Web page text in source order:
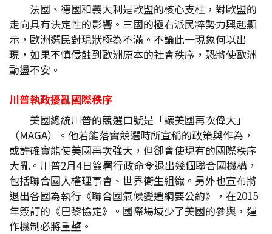
法國、德國和義大利是歐盟的核心支柱，對歐盟的
走向具有決定性的影響。三國的極右派民粹勢力興起顯
示，歐洲選民對現狀極為不滿。不論此一現象何以出
現，如果不慎侵蝕到歐洲原本的社會秩序，恐將使歐洲
動盪不安。
川普執政擾亂國際秩序
美國總統川普的競選口號是「讓美國再次偉大」
（MAGA）。他若能落實競選時所宣稱的政策與作為，
或許確實能使美國再次強大，但卻會使現有的國際秩序
大亂。川普2月4日簽署行政命令退出幾個聯合國機構，
包括聯合國人權理事會、世界衛生組織。另外也宣布將
退出各國為執行《聯合國氣候變遷綱要公約》，在2015
年簽訂的《巴黎協定》。國際場域少了美國的參與，運
作機制必將重整。